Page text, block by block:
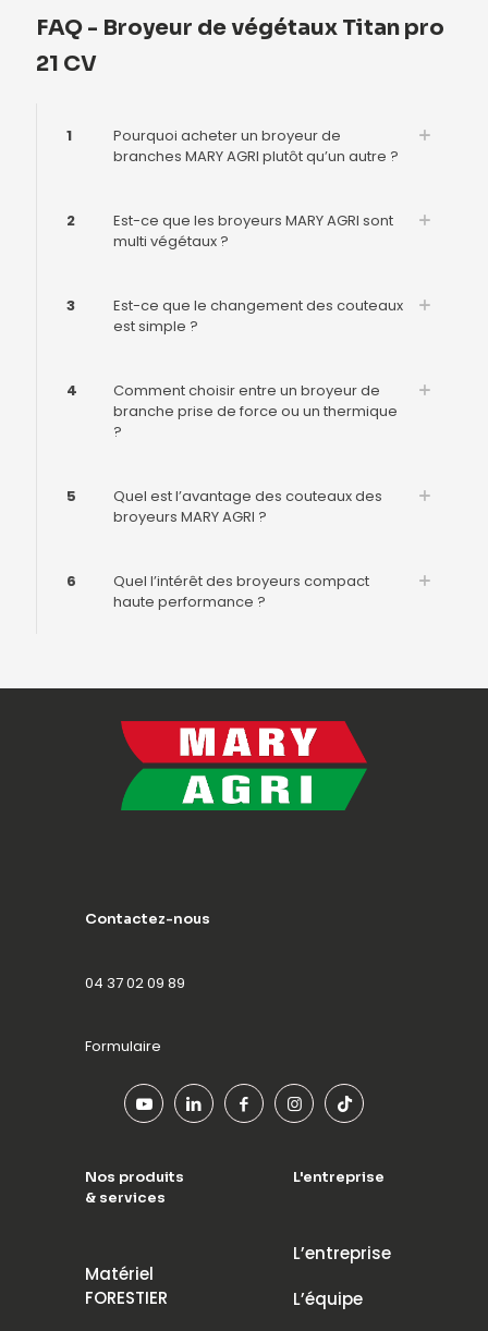
FAQ - Broyeur de végétaux Titan pro
21 CV
1
Pourquoi acheter un broyeur de
branches MARY AGRI plutôt qu’un autre ?
2
Est-ce que les broyeurs MARY AGRI sont
multi végétaux ?
3
Est-ce que le changement des couteaux
est simple ?
4
Comment choisir entre un broyeur de
branche prise de force ou un thermique
?
5
Quel est l’avantage des couteaux des
broyeurs MARY AGRI ?
6
Quel l’intérêt des broyeurs compact
haute performance ?
Contactez-nous
04 37 02 09 89
Formulaire
Nos produits
& services
Matériel
FORESTIER
L'entreprise
L’entreprise
L’équipe